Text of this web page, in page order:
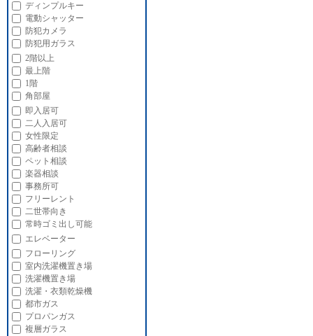
ディンプルキー
電動シャッター
防犯カメラ
防犯用ガラス
2階以上
最上階
1階
角部屋
即入居可
二人入居可
女性限定
高齢者相談
ペット相談
楽器相談
事務所可
フリーレント
二世帯向き
常時ゴミ出し可能
エレベーター
フローリング
室内洗濯機置き場
洗濯機置き場
洗濯・衣類乾燥機
都市ガス
プロパンガス
複層ガラス